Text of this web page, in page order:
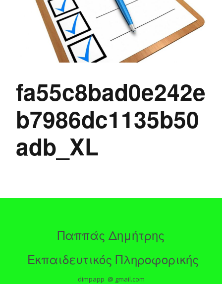
fa55c8bad0e242e
b7986dc1135b50
adb_XL
Παππάς Δημήτρης
Εκπαιδευτικός Πληροφορικής
dimpapp @ gmail.com